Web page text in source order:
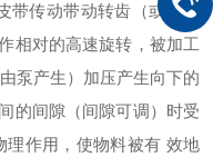
带传动带动转齿（或称为
相对的高速旋转，被加工
泵产生）加压产生向下的
的间隙（间隙可调）时受
理作用，使物料被有 效地